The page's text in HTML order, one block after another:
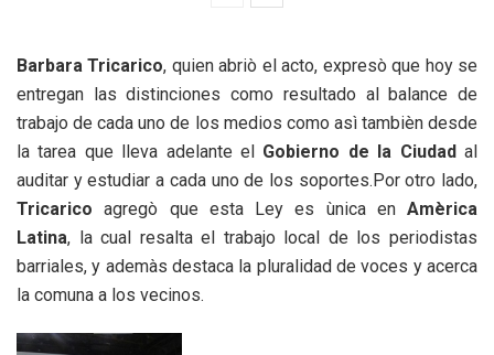
Barbara Tricarico, quien abriò el acto, expresò que hoy se
entregan las distinciones como resultado al balance de
trabajo de cada uno de los medios como asì tambièn desde
la tarea que lleva adelante el Gobierno de la Ciudadal
auditar y estudiar a cada uno de los soportes.Por otro lado,
Tricarico agregò que esta Ley es ùnica en Amèrica
Latina, la cual resalta el trabajo local de los periodistas
barriales, y ademàs destaca la pluralidad de voces y acerca
la comuna a los vecinos.